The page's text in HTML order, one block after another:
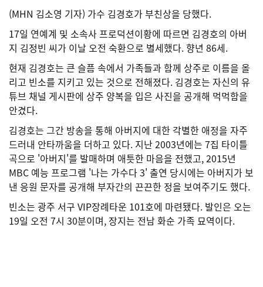
(MHN 김소영 기자) 가수 김경호가 부친상을 당했다.
17일 연예계 및 소속사 프로덕션이황에 따르면 김경호의 아버
지 김정빈 씨가 이날 오전 숙환으로 별세했다. 향년 86세.
현재 김경호는 큰 슬픔 속에서 가족들과 함께 상주로 이름을 올
리고 빈소를 지키고 있는 것으로 전해졌다. 김경호는 자신의 유
튜브 채널 게시판에 상주 양복을 입은 사진을 공개해 먹먹함을
안겼다.
김경호는 그간 방송을 통해 아버지에 대한 각별한 애정을 자주
드러내 안타까움을 더하고 있다. 지난 2003년에는 7집 타이틀
곡으로 '아버지'를 발매하며 애틋한 마음을 전했고, 2015년
MBC 예능 프로그램 '나는 가수다 3' 출연 당시에는 아버지가 보
낸 응원 문자를 공개해 부자간의 끈끈한 정을 보여주기도 했다.
빈소는 광주 서구 VIP장례타운 101호에 마련됐다. 발인은 오는
19일 오전 7시 30분이며, 장지는 전남 화순 가족 묘역이다.